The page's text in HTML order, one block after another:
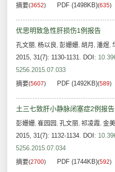
摘要(3652) PDF (1498KB)(635)
优思明致急性肝损伤1例报告
孔文丽, 杨以良, 彭姗姗, 胡月 , 潘煜,
2015, 31(7): 1130-1131. DOI:
5256.2015.07.033
摘要(5607) PDF (1492KB)(589)
土三七致肝小静脉闭塞症2例报告
彭姗姗, 崔园园 , 孔文丽, 祁凌霞, 金
2015, 31(7): 1132-1134. DOI:
5256.2015.07.034
摘要(2700) PDF (1744KB)(592)